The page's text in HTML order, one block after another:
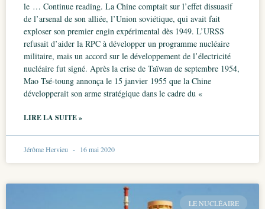
le … Continue reading. La Chine comptait sur l’effet dissuasif
de l’arsenal de son alliée, l’Union soviétique, qui avait fait
exploser son premier engin expérimental dès 1949. L’URSS
refusait d’aider la RPC à développer un programme nucléaire
militaire, mais un accord sur le développement de l’électricité
nucléaire fut signé. Après la crise de Taïwan de septembre 1954,
Mao Tsé-toung annonça le 15 janvier 1955 que la Chine
développerait son arme stratégique dans le cadre du «
LIRE LA SUITE »
Jérôme Hervieu 16 mai 2020
LE NUCLÉAIRE